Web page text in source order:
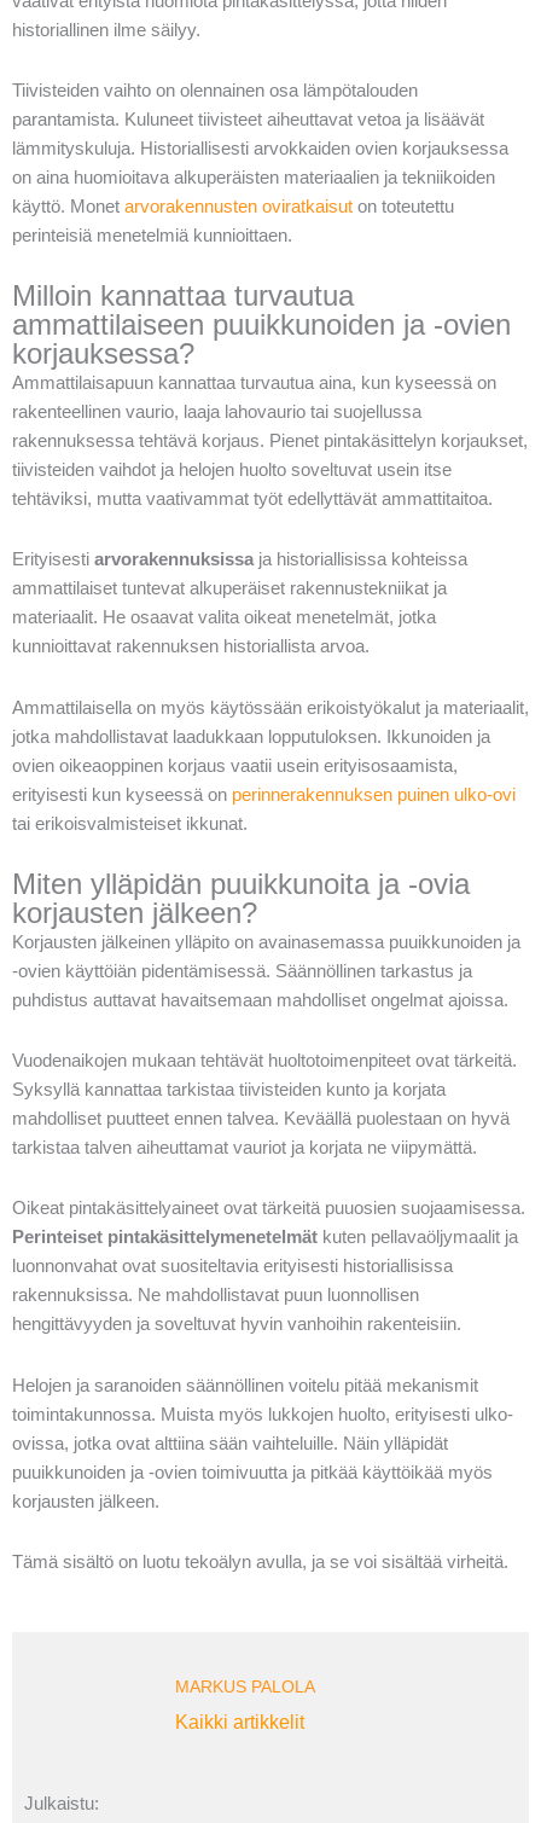
historiallinen ilme säilyy.
Tiivisteiden vaihto on olennainen osa lämpötalouden
parantamista. Kuluneet tiivisteet aiheuttavat vetoa ja lisäävät
lämmityskuluja. Historiallisesti arvokkaiden ovien korjauksessa
on aina huomioitava alkuperäisten materiaalien ja tekniikoiden
käyttö. Monet arvorakennusten oviratkaisut on toteutettu
perinteisiä menetelmiä kunnioittaen.
Milloin kannattaa turvautua
ammattilaiseen puuikkunoiden ja -ovien
korjauksessa?
Ammattilaisapuun kannattaa turvautua aina, kun kyseessä on
rakenteellinen vaurio, laaja lahovaurio tai suojellussa
rakennuksessa tehtävä korjaus. Pienet pintakäsittelyn korjaukset,
tiivisteiden vaihdot ja helojen huolto soveltuvat usein itse
tehtäviksi, mutta vaativammat työt edellyttävät ammattitaitoa.
Erityisesti arvorakennuksissa ja historiallisissa kohteissa
ammattilaiset tuntevat alkuperäiset rakennustekniikat ja
materiaalit. He osaavat valita oikeat menetelmät, jotka
kunnioittavat rakennuksen historiallista arvoa.
Ammattilaisella on myös käytössään erikoistyökalut ja materiaalit,
jotka mahdollistavat laadukkaan lopputuloksen. Ikkunoiden ja
ovien oikeaoppinen korjaus vaatii usein erityisosaamista,
erityisesti kun kyseessä on perinnerakennuksen puinen ulko-ovi
tai erikoisvalmisteiset ikkunat.
Miten ylläpidän puuikkunoita ja -ovia
korjausten jälkeen?
Korjausten jälkeinen ylläpito on avainasemassa puuikkunoiden ja
-ovien käyttöiän pidentämisessä. Säännöllinen tarkastus ja
puhdistus auttavat havaitsemaan mahdolliset ongelmat ajoissa.
Vuodenaikojen mukaan tehtävät huoltotoimenpiteet ovat tärkeitä.
Syksyllä kannattaa tarkistaa tiivisteiden kunto ja korjata
mahdolliset puutteet ennen talvea. Keväällä puolestaan on hyvä
tarkistaa talven aiheuttamat vauriot ja korjata ne viipymättä.
Oikeat pintakäsittelyaineet ovat tärkeitä puuosien suojaamisessa.
Perinteiset pintakäsittelymenetelmät kuten pellavaöljymaalit ja
luonnonvahat ovat suositeltavia erityisesti historiallisissa
rakennuksissa. Ne mahdollistavat puun luonnollisen
hengittävyyden ja soveltuvat hyvin vanhoihin rakenteisiin.
Helojen ja saranoiden säännöllinen voitelu pitää mekanismit
toimintakunnossa. Muista myös lukkojen huolto, erityisesti ulko-
ovissa, jotka ovat alttiina sään vaihteluille. Näin ylläpidät
puuikkunoiden ja -ovien toimivuutta ja pitkää käyttöikää myös
korjausten jälkeen.
Tämä sisältö on luotu tekoälyn avulla, ja se voi sisältää virheitä.
MARKUS PALOLA
Kaikki artikkelit
Julkaistu: